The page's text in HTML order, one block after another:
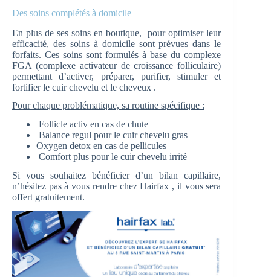
Des soins complétés à domicile
En plus de ses soins en boutique, pour optimiser leur
efficacité, des soins à domicile sont prévues dans le
forfaits. Ces soins sont formulés à base du complexe
FGA (complexe activateur de croissance folliculaire)
permettant d’activer, préparer, purifier, stimuler et
fortifier le cuir chevelu et le cheveux .
Pour chaque problématique, sa routine spécifique :
Follicle activ en cas de chute
Balance regul pour le cuir chevelu gras
Oxygen detox en cas de pellicules
Comfort plus pour le cuir chevelu irrité
Si vous souhaitez bénéficier d’un bilan capillaire,
n’hésitez pas à vous rendre chez Hairfax , il vous sera
offert gratuitement.